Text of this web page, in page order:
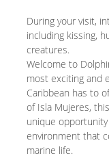
During your visit,
including kissing,
creatures.
Welcome to
most exciting and
Caribbean has to
of Isla Mujeres,
unique
environment that
marine life.